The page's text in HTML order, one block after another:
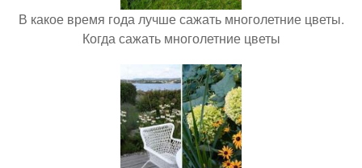
В какое время года лучше сажать многолетние цветы.
Когда сажать многолетние цветы